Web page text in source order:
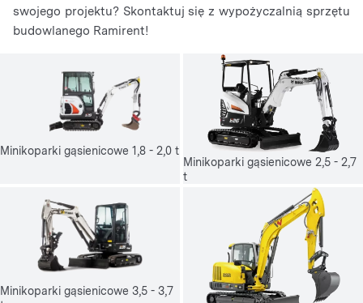
swojego projektu? Skontaktuj się z wypożyczalnią sprzętu
budowlanego Ramirent!
Minikoparki gąsienicowe 1,8 - 2,0 t
Minikoparki gąsienicowe 2,5 - 2,7
t
Minikoparki gąsienicowe 3,5 - 3,7